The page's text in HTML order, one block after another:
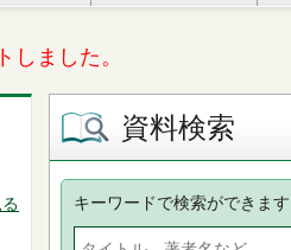
しました。
資料検索
キーワードで検索ができます